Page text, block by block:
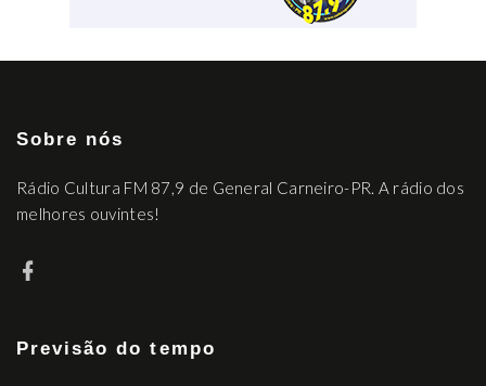
Sobre nós
Rádio Cultura FM 87,9 de General Carneiro-PR. A rádio dos
melhores ouvintes!
Previsão do tempo